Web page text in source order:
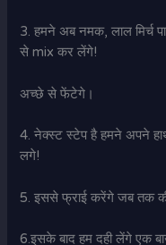
3. हमने अब नमक, लाल मिर्च
से mix कर लेंगे!
अच्छे से फेंटेगे।
4. नेक्स्ट स्टेप है हमने अपने
लगे!
5. इससे फ्राई करेंगे जब तक
6.इसके बाद हम दही लेंगे एक